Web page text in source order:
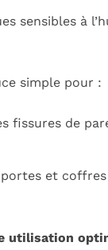
sensibles à
simple pour :
fissures de
portes et
utilisation